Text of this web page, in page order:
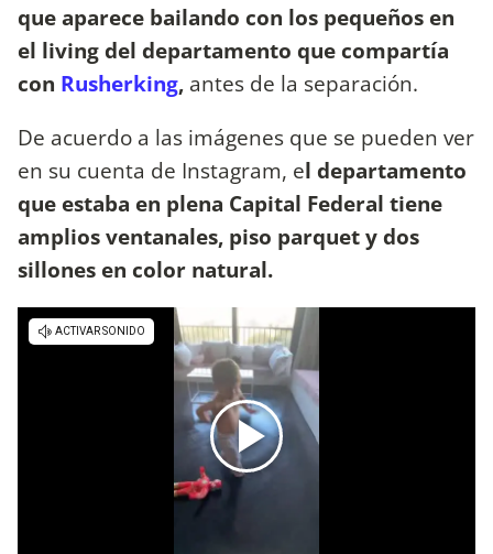
que aparece bailando con los pequeños en
el living del departamento que compartía
con Rusherking, antes de la separación.
De acuerdo a las imágenes que se pueden ver
en su cuenta de Instagram, el departamento
que estaba en plena Capital Federal tiene
amplios ventanales, piso parquet y dos
sillones en color natural.